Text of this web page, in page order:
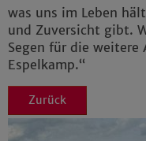
was uns im Leben
und Zuversicht gibt.
Segen für die weitere
Espelkamp.“
Zurück